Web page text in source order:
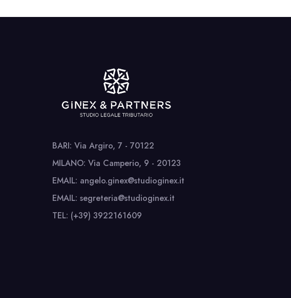
BARI: Via Argiro, 7 - 70122
MILANO: Via Camperio, 9 - 20123
EMAIL: angelo.ginex@studioginex.it
EMAIL: segreteria@studioginex.it
TEL: (+39) 3922161609